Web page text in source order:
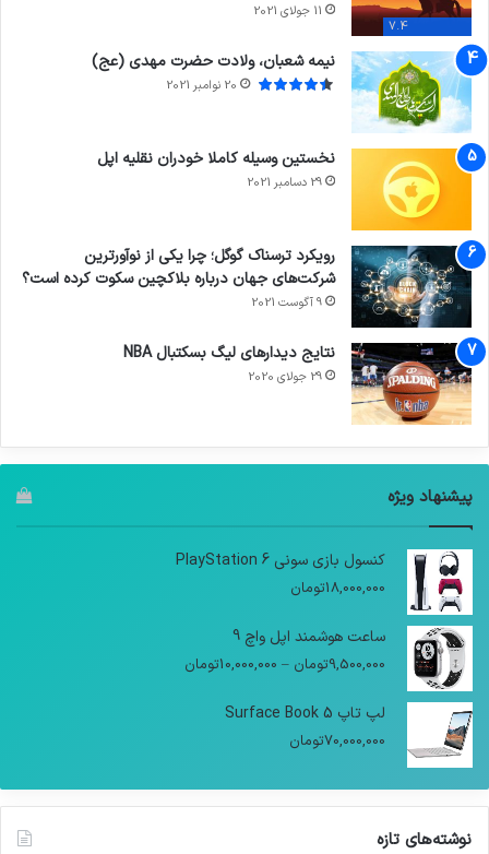
7.4
11 جولای 2021
نیمه شعبان، ولادت حضرت مهدی (عج)
20 نوامبر 2021
نخستین وسیله کاملا خودران نقلیه اپل
29 دسامبر 2021
رویکرد ترسناک گوگل؛ چرا یکی از نوآورترین
شرکت‌های جهان درباره بلاکچین سکوت کرده است؟
9 آگوست 2021
نتایج دیدار‌های لیگ بسکتبال NBA
29 جولای 2020
پیشنهاد ویژه
کنسول بازی سونی PlayStation 6
18,000,000تومان
ساعت هوشمند اپل واچ 9
9,500,000تومان –
10,000,000تومان
لپ تاپ Surface Book 5
70,000,000تومان
نوشته‌های تازه